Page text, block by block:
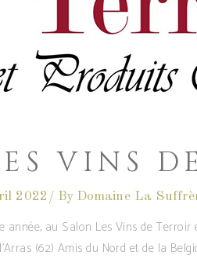
VINS
2022 By Domaine La
année, au Salon Les Vins de
(62) Amis du Nord et de la